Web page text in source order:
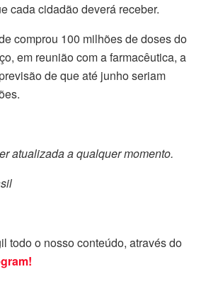
cada cidadão deverá receber.
comprou 100 milhões de doses do
em reunião com a farmacêutica, a
de que até junho seriam
atualizada a qualquer momento.
todo o nosso conteúdo, através do